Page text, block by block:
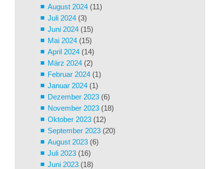
August 2024 (11)
Juli 2024 (3)
Juni 2024 (15)
Mai 2024 (15)
April 2024 (14)
März 2024 (2)
Februar 2024 (1)
Januar 2024 (1)
Dezember 2023 (6)
November 2023 (18)
Oktober 2023 (12)
September 2023 (20)
August 2023 (6)
Juli 2023 (16)
Juni 2023 (18)